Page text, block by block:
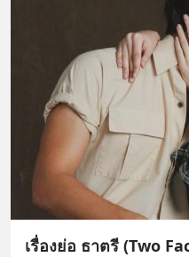
เรื่องย่อ ธาตรี (Two